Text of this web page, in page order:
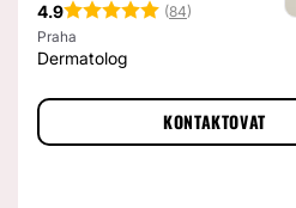
4.9 (84)
Praha
Dermatolog
KONTAKTOVAT